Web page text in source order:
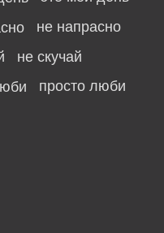
не напрасно
не скучай
просто люби